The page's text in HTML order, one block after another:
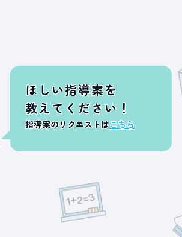
ほしい指導案を
教えてください！
指導案のリクエストはこちら